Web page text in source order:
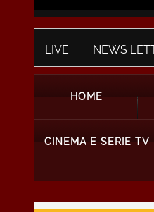
LIVE NEWS
HOME
CINEMA E SERIE TV